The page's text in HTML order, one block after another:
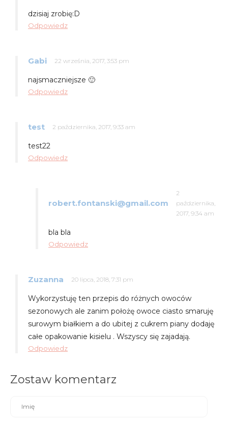
dzisiaj zrobię:D
Odpowiedz
Gabi 22 września, 2017, 3:53 pm
najsmaczniejsze 🙂
Odpowiedz
test 2 października, 2017, 9:33 am
test22
Odpowiedz
robert.fontanski@gmail.com
2
października,
2017, 9:34 am
bla bla
Odpowiedz
Zuzanna 20 lipca, 2018, 7:31 pm
Wykorzystuję ten przepis do różnych owoców
sezonowych ale zanim położę owoce ciasto smaruję
surowym białkiem a do ubitej z cukrem piany dodaję
całe opakowanie kisielu . Wszyscy się zajadają.
Odpowiedz
Zostaw komentarz